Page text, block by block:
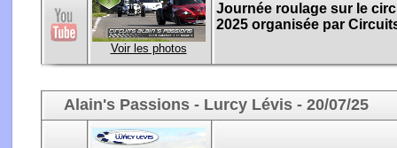
Voir les photos
Journée roulage sur le
2025 organisée par
Alain's Passions - Lurcy Lévis - 20/07/25